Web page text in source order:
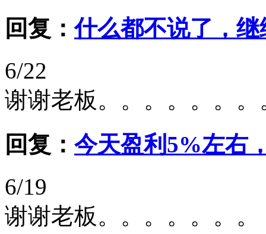
回复：什么都不说了，继
6/22
谢谢老板。。。。。。。
回复： 今天盈利5%左右
6/19
谢谢老板。。。。。。。